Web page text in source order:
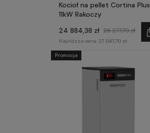
Kocioł na pellet Cortina Plus
11kW Rakoczy
24 884,38 zł 28 277,70 zł
Najniższa cena: 27 047,70 zł
Promocja